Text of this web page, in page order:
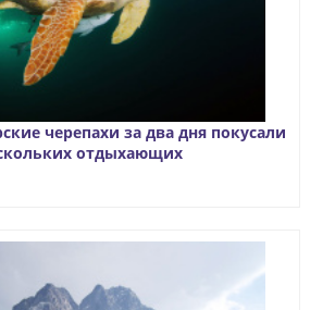
черепахи за два дня покусали
отдыхающих